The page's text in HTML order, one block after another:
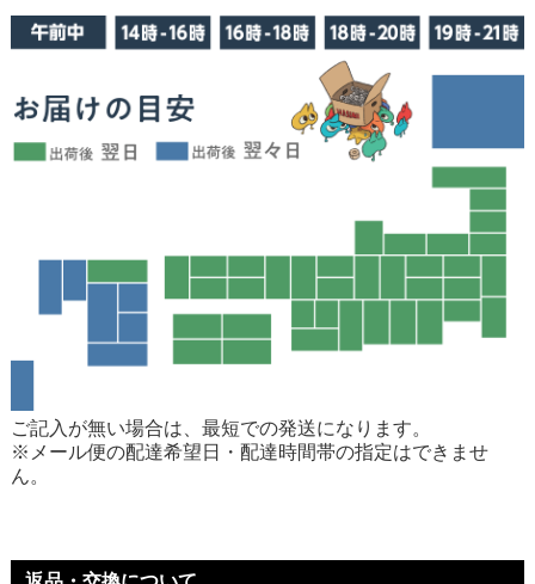
ご記入が無い場合は、最短での発送になります。
※メール便の配達希望日・配達時間帯の指定はできませ
ん。